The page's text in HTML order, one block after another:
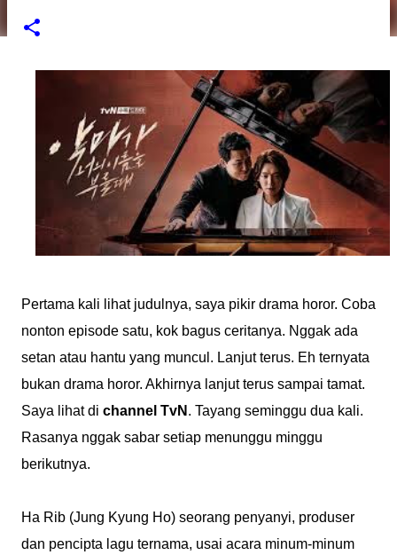
Pertama kali lihat judulnya, saya pikir drama horor. Coba
nonton episode satu, kok bagus ceritanya. Nggak ada
setan atau hantu yang muncul. Lanjut terus. Eh ternyata
bukan drama horor. Akhirnya lanjut terus sampai tamat.
Saya lihat di channel TvN . Tayang seminggu dua kali.
Rasanya nggak sabar setiap menunggu minggu
berikutnya.
Ha Rib (Jung Kyung Ho) seorang penyanyi, produser
dan pencipta lagu ternama, usai acara minum-minum